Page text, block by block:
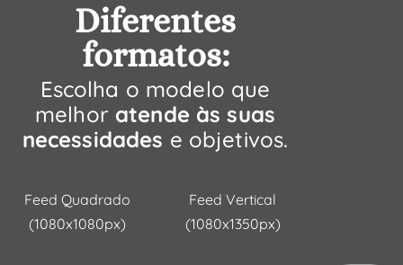
Diferentes
formatos:
Escolha o modelo que
melhor atende às suas
necessidades e objetivos.
Feed Quadrado
(1080x1080px)
Feed Vertical
(1080x1350px)